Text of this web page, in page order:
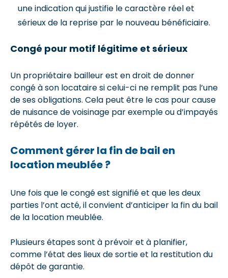
une indication qui justifie le caractère réel et
sérieux de la reprise par le nouveau bénéficiaire.
Congé pour motif légitime et sérieux
Un propriétaire bailleur est en droit de donner
congé à son locataire si celui-ci ne remplit pas l’une
de ses obligations. Cela peut être le cas pour cause
de nuisance de voisinage par exemple ou d’impayés
répétés de loyer.
Comment gérer la fin de bail en
location meublée ?
Une fois que le congé est signifié et que les deux
parties l’ont acté, il convient d’anticiper la fin du bail
de la location meublée.
Plusieurs étapes sont à prévoir et à planifier,
comme l’état des lieux de sortie et la restitution du
dépôt de garantie.